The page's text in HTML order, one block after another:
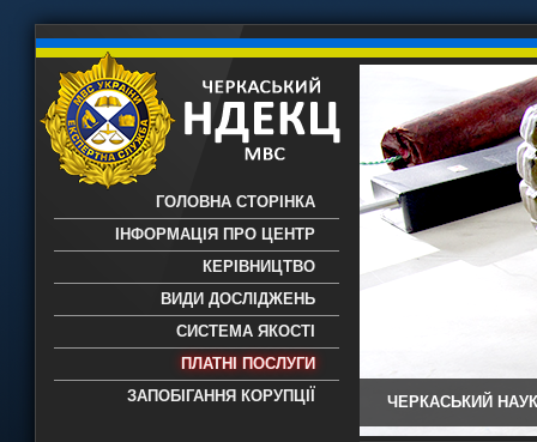
ГОЛОВНА СТОРІНКА
ІНФОРМАЦІЯ ПРО ЦЕНТР
КЕРІВНИЦТВО
ВИДИ ДОСЛІДЖЕНЬ
СИСТЕМА ЯКОСТІ
ПЛАТНІ ПОСЛУГИ
ЗАПОБІГАННЯ КОРУПЦІЇ
ЧЕРКАСЬКИЙ